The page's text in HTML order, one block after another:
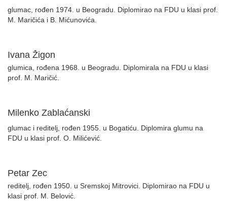
glumac, rođen 1974. u Beogradu. Diplomirao na FDU u klasi prof.
M. Maričića i B. Mićunovića.
Ivana Žigon
glumica, rođena 1968. u Beogradu. Diplomirala na FDU u klasi
prof. M. Maričić.
Milenko Zablaćanski
glumac i reditelj, rođen 1955. u Bogatiću. Diplomira glumu na
FDU u klasi prof. O. Milićević.
Petar Zec
reditelj, rođen 1950. u Sremskoj Mitrovici. Diplomirao na FDU u
klasi prof. M. Belović.